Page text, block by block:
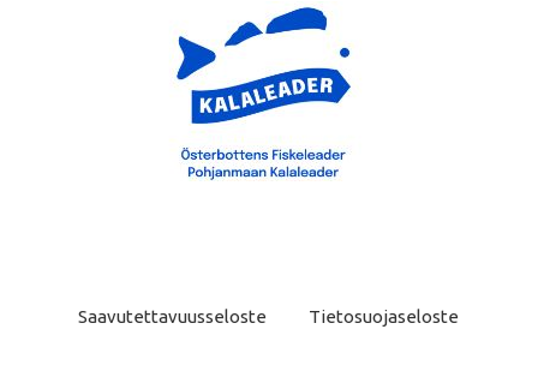
Saavutettavuusseloste Tietosuojaseloste